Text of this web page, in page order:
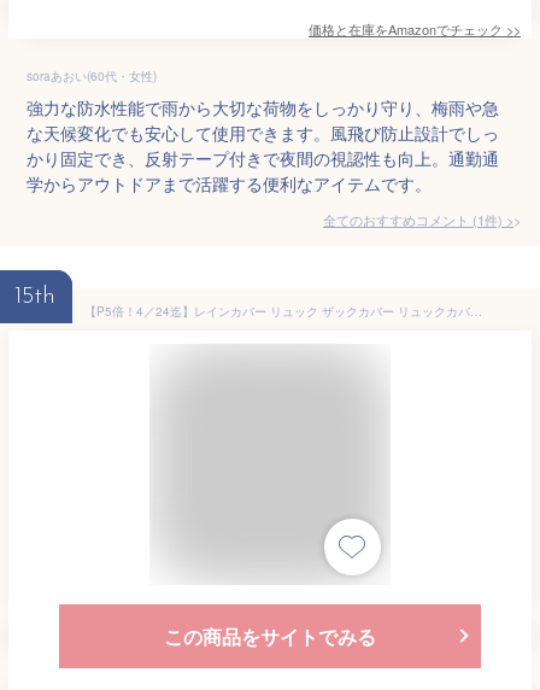
価格と在庫をAmazonでチェック >>
soraあおい(60代・女性)
強力な防水性能で雨から大切な荷物をしっかり守り、梅雨や急
な天候変化でも安心して使用できます。風飛び防止設計でしっ
かり固定でき、反射テープ付きで夜間の視認性も向上。通勤通
学からアウトドアまで活躍する便利なアイテムです。
全てのおすすめコメント (1件) >
15th
【P5倍！4／24迄】レインカバー リュック ザックカバー リュックカバー 防水 リュック 雨カバー ザックカバー レインカバー リュック レインカバー 完全防水 撥水 防水カバー カバンカバー ベルト付 ランドセル リフレクター付き 母の日
この商品をサイトでみる